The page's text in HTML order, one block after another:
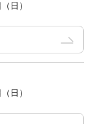
日）
日）